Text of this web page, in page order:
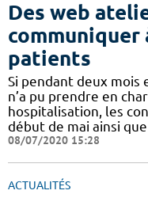
Des web
communiquer
patients
Si pendant deux mois
n’a pu prendre en
hospitalisation, les
début de mai ainsi
08/07/2020 15:28
ACTUALITÉS